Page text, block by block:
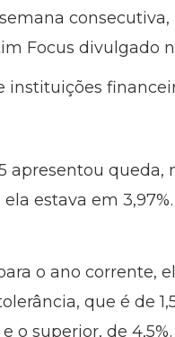
consecutiva,
Focus divulgado
instituições
apresentou
ela estava em
o ano corrente,
que é de
o superior, de 4,5%.